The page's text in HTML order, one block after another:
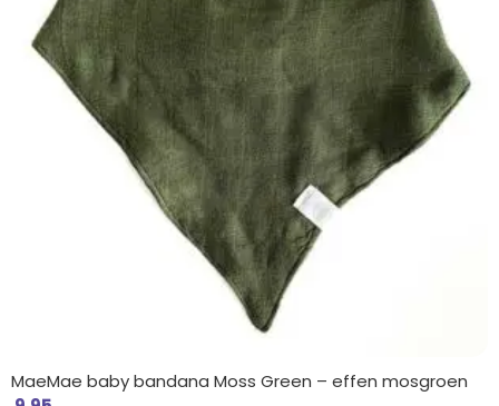
MaeMae baby bandana Moss Green – effen mosgroen